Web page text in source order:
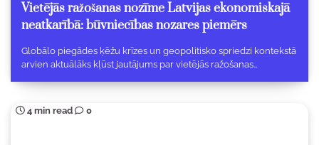
Vietējās ražošanas nozīme Latvijas ekonomiskajā
neatkarībā: būvniecības nozares piemērs
Globālo piegādes ķēžu krīzes un geopolitisko spriedzi kontekstā
arvien aktuālāks kļūst jautājums par vietējās ražošanas…
4 min read 0